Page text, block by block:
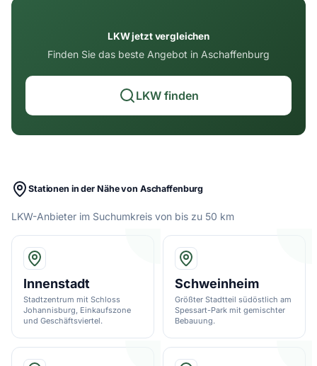
LKW jetzt vergleichen
Finden Sie das beste Angebot in Aschaffenburg
LKW finden
Stationen in der Nähe von Aschaffenburg
LKW-Anbieter im Suchumkreis von bis zu 50 km
Innenstadt
Stadtzentrum mit Schloss
Johannisburg, Einkaufszone
und Geschäftsviertel.
Schweinheim
Größter Stadtteil südöstlich am
Spessart-Park mit gemischter
Bebauung.